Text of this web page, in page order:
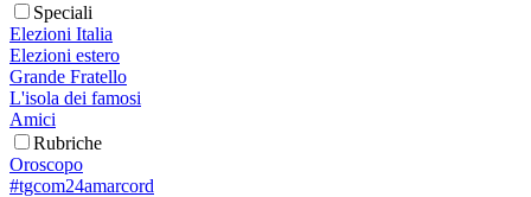
Speciali
Elezioni Italia
Elezioni estero
Grande Fratello
L'isola dei famosi
Amici
Rubriche
Oroscopo
#tgcom24amarcord